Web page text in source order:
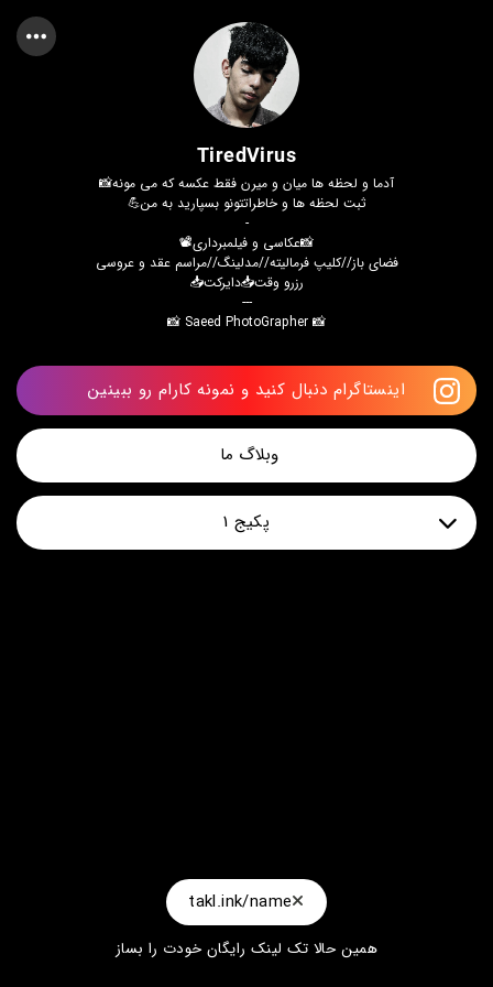
TiredVirus
آدما و لحظه ها میان و میرن فقط عکسه که می مونه📸
ثبت لحظه ها و خاطراتتونو بسپارید به من💪
-
📸عکاسی و فیلمبرداری📽
فضای باز//کلیپ فرمالیته//مدلینگ//مراسم عقد و عروسی
رزرو وقت📥دایرکت📥
---
📸 Saeed PhotoGrapher 📸
اینستاگرام دنبال کنید و نمونه کارام رو ببینین
وبلاگ ما
پکیج 1
takl.ink/name
همین حالا تک لینک رایگان خودت را بساز